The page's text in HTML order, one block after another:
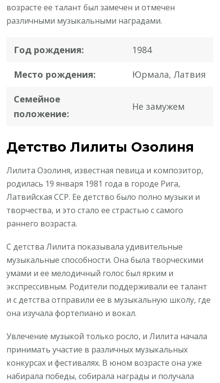
возрасте ее талант был замечен и отмечен
различными музыкальными наградами.
Год рождения: 1984
Место рождения: Юрмала, Латвия
Семейное
положение:
Не замужем
Детство Лилиты Озолиня
Лилита Озолиня, известная певица и композитор,
родилась 19 января 1981 года в городе Рига,
Латвийская ССР. Ее детство было полно музыки и
творчества, и это стало ее страстью с самого
раннего возраста.
С детства Лилита показывала удивительные
музыкальные способности. Она была творческими
умами и ее мелодичный голос был ярким и
экспрессивным. Родители поддерживали ее талант
и с детства отправили ее в музыкальную школу, где
она изучала фортепиано и вокал.
Увлечение музыкой только росло, и Лилита начала
принимать участие в различных музыкальных
конкурсах и фестивалях. В юном возрасте она уже
набирала победы, собирала награды и получала